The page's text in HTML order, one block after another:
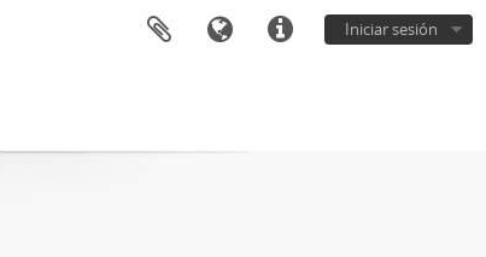
Iniciar sesión